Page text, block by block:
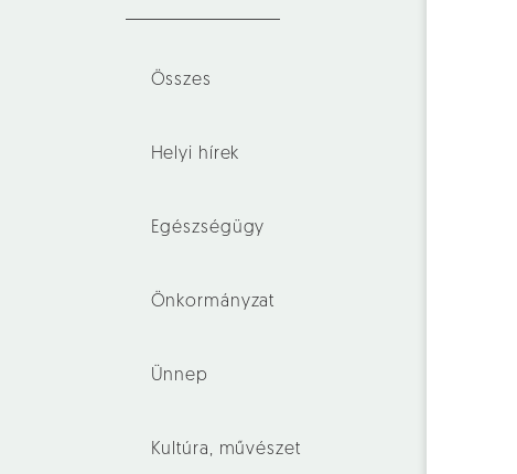
Összes
Helyi hírek
Egészségügy
Önkormányzat
Ünnep
Kultúra, művészet